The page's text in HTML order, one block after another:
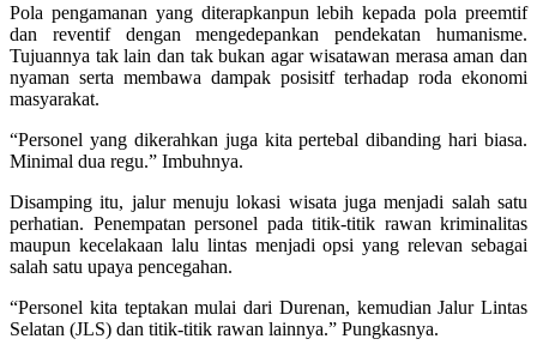
Pola pengamanan yang diterapkanpun lebih kepada pola preemtif
dan reventif dengan mengedepankan pendekatan humanisme.
Tujuannya tak lain dan tak bukan agar wisatawan merasa aman dan
nyaman serta membawa dampak posisitf terhadap roda ekonomi
masyarakat.
“Personel yang dikerahkan juga kita pertebal dibanding hari biasa.
Minimal dua regu.” Imbuhnya.
Disamping itu, jalur menuju lokasi wisata juga menjadi salah satu
perhatian. Penempatan personel pada titik-titik rawan kriminalitas
maupun kecelakaan lalu lintas menjadi opsi yang relevan sebagai
salah satu upaya pencegahan.
“Personel kita teptakan mulai dari Durenan, kemudian Jalur Lintas
Selatan (JLS) dan titik-titik rawan lainnya.” Pungkasnya.